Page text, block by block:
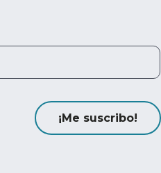
¡Me suscribo!